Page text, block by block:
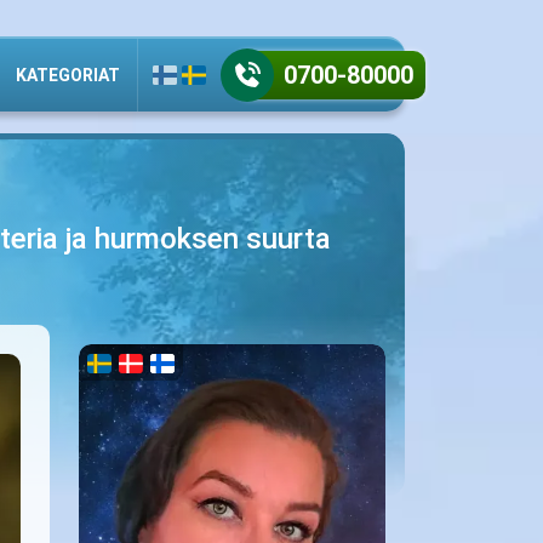
KATEGORIAT 0700-80000
ja hurmoksen suurta